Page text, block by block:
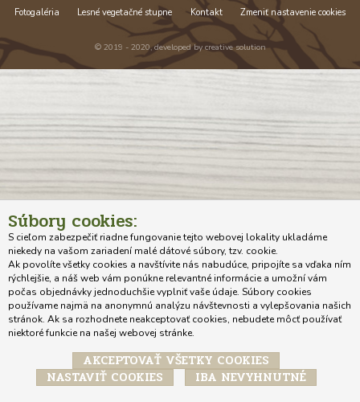
Fotogaléria
Lesné vegetačné stupne Kontakt Zmeniť nastavenie cookies
© 2019 - 2020, developed bycreative solution
Súbory cookies:
S cieľom zabezpečiť riadne fungovanie tejto webovej lokality ukladáme
niekedy na vašom zariadení malé dátové súbory, tzv. cookie.
Ak povolíte všetky cookies a navštívite nás nabudúce, pripojíte sa vďaka ním
rýchlejšie, a náš web vám ponúkne relevantné informácie a umožní vám
počas objednávky jednoduchšie vyplniť vaše údaje. Súbory cookies
používame najmä na anonymnú analýzu návštevnosti a vylepšovania našich
stránok. Ak sa rozhodnete neakceptovať cookies, nebudete môcť používať
niektoré funkcie na našej webovej stránke.
AKCEPTOVAŤ VŠETKY COOKIES
NASTAVIŤ COOKIES
IBA NEVYHNUTNÉ